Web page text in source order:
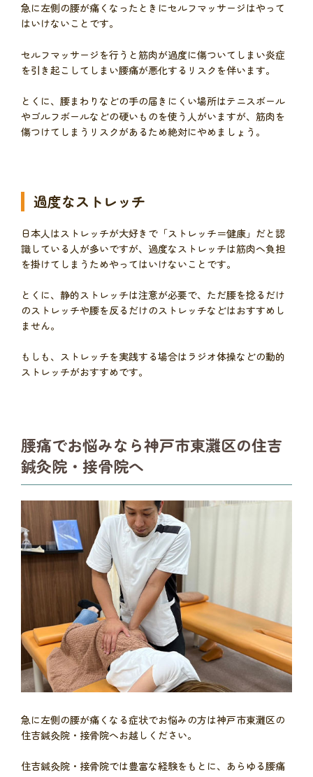
急に左側の腰が痛くなったときにセルフマッサージはやって
はいけないことです。
セルフマッサージを行うと筋肉が過度に傷ついてしまい炎症
を引き起こしてしまい腰痛が悪化するリスクを伴います。
とくに、腰まわりなどの手の届きにくい場所はテニスボール
やゴルフボールなどの硬いものを使う人がいますが、筋肉を
傷つけてしまうリスクがあるため絶対にやめましょう。
過度なストレッチ
日本人はストレッチが大好きで「ストレッチ＝健康」だと認
識している人が多いですが、過度なストレッチは筋肉へ負担
を掛けてしまうためやってはいけないことです。
とくに、静的ストレッチは注意が必要で、ただ腰を捻るだけ
のストレッチや腰を反るだけのストレッチなどはおすすめし
ません。
もしも、ストレッチを実践する場合はラジオ体操などの動的
ストレッチがおすすめです。
腰痛でお悩みなら神戸市東灘区の住吉
鍼灸院・接骨院へ
急に左側の腰が痛くなる症状でお悩みの方は神戸市東灘区の
住吉鍼灸院・接骨院へお越しください。
住吉鍼灸院・接骨院では豊富な経験をもとに、あらゆる腰痛